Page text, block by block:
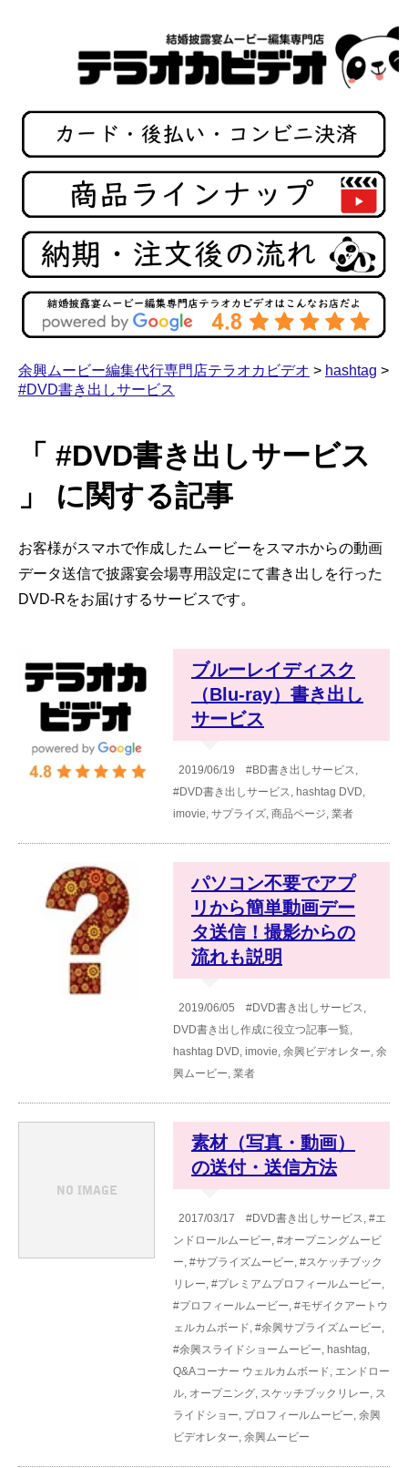
余興ムービー編集代行専門店テラオカビデオ > hashtag >
#DVD書き出しサービス
「 #DVD書き出しサービス
」 に関する記事
お客様がスマホで作成したムービーをスマホからの動画
データ送信で披露宴会場専用設定にて書き出しを行った
DVD-Rをお届けするサービスです。
ブルーレイディスク
（Blu-ray）書き出し
サービス
2019/06/19 #BD書き出しサービス,
#DVD書き出しサービス, hashtag DVD,
imovie, サプライズ, 商品ページ, 業者
パソコン不要でアプ
リから簡単動画デー
タ送信！撮影からの
流れも説明
2019/06/05 #DVD書き出しサービス,
DVD書き出し作成に役立つ記事一覧,
hashtag DVD, imovie, 余興ビデオレター, 余
興ムービー, 業者
素材（写真・動画）
の送付・送信方法
2017/03/17 #DVD書き出しサービス, #エ
ンドロールムービー, #オープニングムービ
ー, #サプライズムービー, #スケッチブック
リレー, #プレミアムプロフィールムービー,
#プロフィールムービー, #モザイクアートウ
ェルカムボード, #余興サプライズムービー,
#余興スライドショームービー, hashtag,
Q&Aコーナー ウェルカムボード, エンドロー
ル, オープニング, スケッチブックリレー, ス
ライドショー, プロフィールムービー, 余興
ビデオレター, 余興ムービー